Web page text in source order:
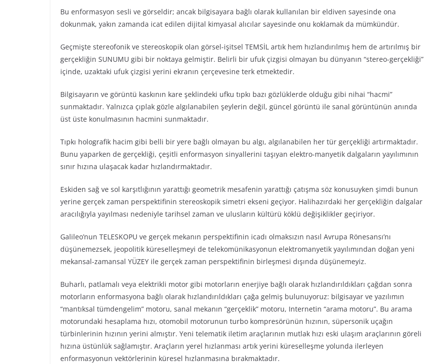
Bu enformasyon sesli ve görseldir; ancak bilgisayara bağlı olarak kullanılan bir eldiven sayesinde ona
dokunmak, yakın zamanda icat edilen dijital kimyasal alıcılar sayesinde onu koklamak da mümkündür.
Geçmişte stereofonik ve stereoskopik olan görsel-işitsel TEMSİL artık hem hızlandırılmış hem de artırılmış bir
gerçekliğin SUNUMU gibi bir noktaya gelmiştir. Belirli bir ufuk çizgisi olmayan bu dünyanın “stereo-gerçekliği”
içinde, uzaktaki ufuk çizgisi yerini ekranın çerçevesine terk etmektedir.
Bilgisayarın ve görüntü kaskının kare şeklindeki ufku tıpkı bazı gözlüklerde olduğu gibi nihai “hacmi”
sunmaktadır. Yalnızca çıplak gözle algılanabilen şeylerin değil, güncel görüntü ile sanal görüntünün anında
üst üste konulmasının hacmini sunmaktadır.
Tıpkı holografik hacim gibi belli bir yere bağlı olmayan bu algı, algılanabilen her tür gerçekliği artırmaktadır.
Bunu yaparken de gerçekliği, çeşitli enformasyon sinyallerini taşıyan elektro-manyetik dalgaların yayılımının
sınır hızına ulaşacak kadar hızlandırmaktadır.
Eskiden sağ ve sol karşıtlığının yarattığı geometrik mesafenin yarattığı çatışma söz konusuyken şimdi bunun
yerine gerçek zaman perspektifinin stereoskopik simetri ekseni geçiyor. Halihazırdaki her gerçekliğin dalgalar
aracılığıyla yayılması nedeniyle tarihsel zaman ve ulusların kültürü köklü değişiklikler geçiriyor.
Galileo’nun TELESKOPU ve gerçek mekanın perspektifinin icadı olmaksızın nasıl Avrupa Rönesansı’nı
düşünemezsek, jeopolitik küreselleşmeyi de telekomünikasyonun elektromanyetik yayılımından doğan yeni
mekansal-zamansal YÜZEY ile gerçek zaman perspektifinin birleşmesi dışında düşünemeyiz.
Buharlı, patlamalı veya elektrikli motor gibi motorların enerjiye bağlı olarak hızlandırıldıkları çağdan sonra
motorların enformasyona bağlı olarak hızlandırıldıkları çağa gelmiş bulunuyoruz: bilgisayar ve yazılımın
“mantıksal tümdengelim” motoru, sanal mekanın “gerçeklik” motoru, Internetin “arama motoru”. Bu arama
motorundaki hesaplama hızı, otomobil motorunun turbo kompresörünün hızının, süpersonik uçağın
türbinlerinin hızının yerini almıştır. Yeni telematik iletim araçlarının mutlak hızı eski ulaşım araçlarının göreli
hızına üstünlük sağlamıştır. Araçların yerel hızlanması artık yerini küreselleşme yolunda ilerleyen
enformasyonun vektörlerinin küresel hızlanmasına bırakmaktadır.